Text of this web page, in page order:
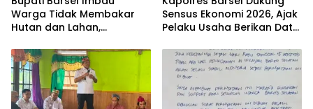
Warga Tidak Membakar
Hutan dan Lahan,
Bebas Kabut Asap
Sensus Ekonomi 2026, Ajak
Pelaku Usaha Berikan Data